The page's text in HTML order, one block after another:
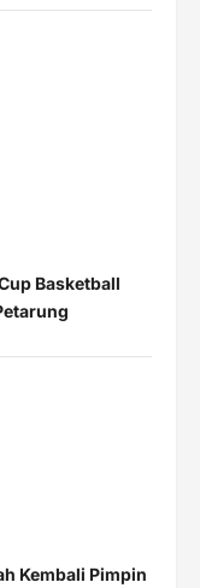
Basketball
Kembali Pimpin